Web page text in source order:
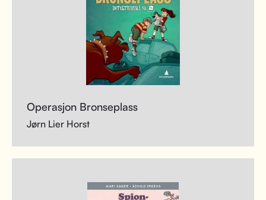
Operasjon Bronseplass
Jørn Lier Horst